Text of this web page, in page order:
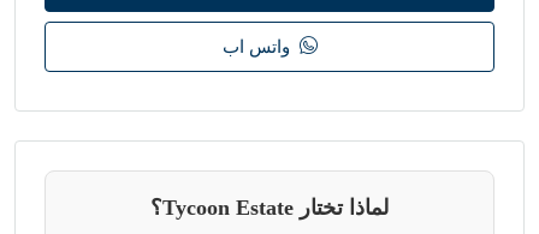
واتس اب
لماذا تختار Tycoon Estate؟